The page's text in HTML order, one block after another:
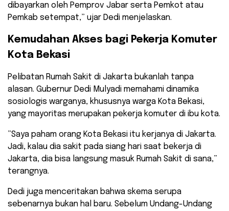
dibayarkan oleh Pemprov Jabar serta Pemkot atau
Pemkab setempat,” ujar Dedi menjelaskan.
​Kemudahan Akses bagi Pekerja Komuter
Kota Bekasi
​Pelibatan Rumah Sakit di Jakarta bukanlah tanpa
alasan. Gubernur Dedi Mulyadi memahami dinamika
sosiologis warganya, khususnya warga Kota Bekasi,
yang mayoritas merupakan pekerja komuter di ibu kota.
​”Saya paham orang Kota Bekasi itu kerjanya di Jakarta.
Jadi, kalau dia sakit pada siang hari saat bekerja di
Jakarta, dia bisa langsung masuk Rumah Sakit di sana,”
terangnya.
​Dedi juga menceritakan bahwa skema serupa
sebenarnya bukan hal baru. Sebelum Undang-Undang